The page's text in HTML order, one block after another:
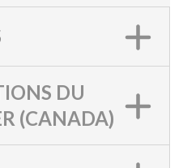
DU
(CANADA)